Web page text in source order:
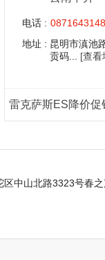
电话 :
地址 : 昆明市滇池
贡码... [查看
区中山北路3323号